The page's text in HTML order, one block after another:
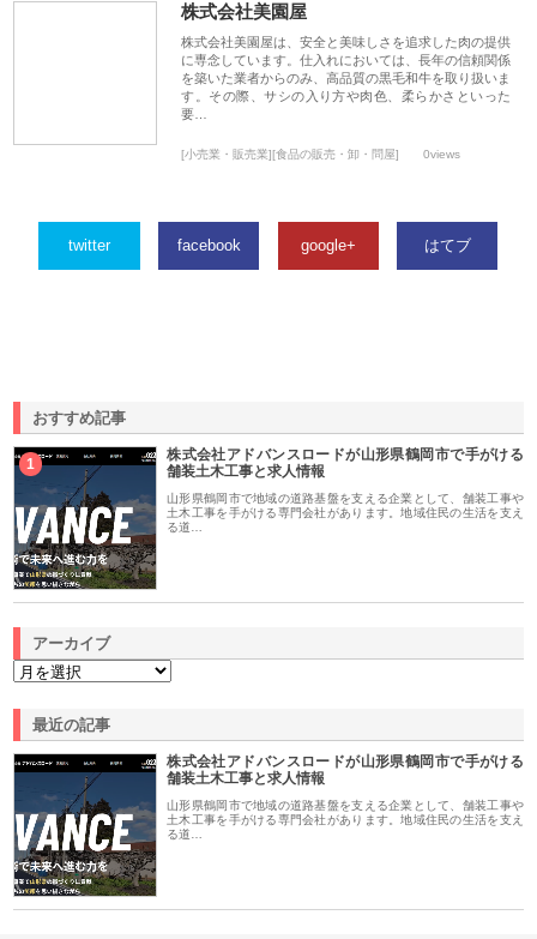
株式会社美園屋
株式会社美園屋は、安全と美味しさを追求した肉の提供
に専念しています。仕入れにおいては、長年の信頼関係
を築いた業者からのみ、高品質の黒毛和牛を取り扱いま
す。その際、サシの入り方や肉色、柔らかさといった
要…
[小売業・販売業][食品の販売・卸・問屋] 0views
twitter facebook google+ はてブ
おすすめ記事
1
株式会社アドバンスロードが山形県鶴岡市で手がける
舗装土木工事と求人情報
山形県鶴岡市で地域の道路基盤を支える企業として、舗装工事や
土木工事を手がける専門会社があります。地域住民の生活を支え
る道…
アーカイブ
最近の記事
株式会社アドバンスロードが山形県鶴岡市で手がける
舗装土木工事と求人情報
山形県鶴岡市で地域の道路基盤を支える企業として、舗装工事や
土木工事を手がける専門会社があります。地域住民の生活を支え
る道…